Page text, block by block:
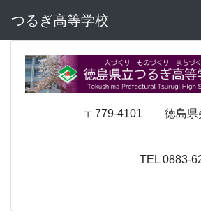
つるぎ高等学校
〒779-4101 徳島県美馬
TEL 0883-62-